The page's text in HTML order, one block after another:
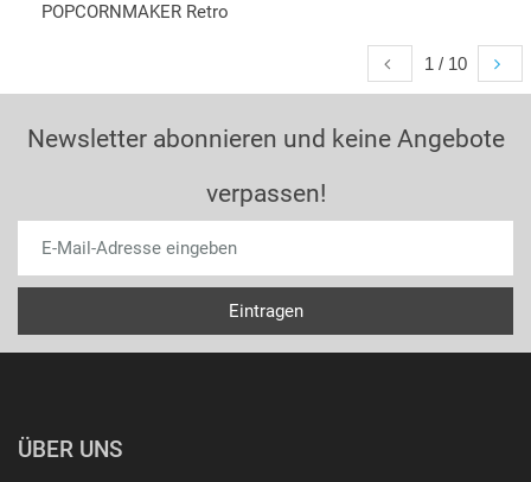
POPCORNMAKER Retro
1 / 10
Newsletter abonnieren und keine Angebote
verpassen!
ÜBER UNS